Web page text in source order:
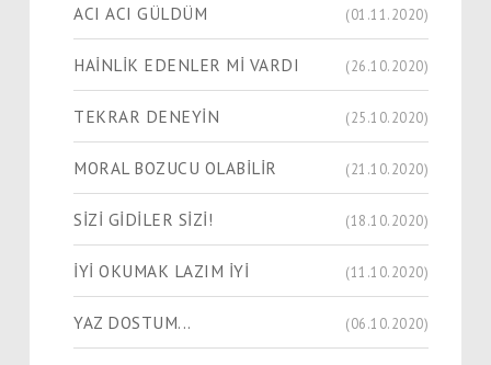
ACI ACI GÜLDÜM (01.11.2020)
HAİNLİK EDENLER Mİ VARDI (26.10.2020)
TEKRAR DENEYİN (25.10.2020)
MORAL BOZUCU OLABİLİR (21.10.2020)
SİZİ GİDİLER SİZİ! (18.10.2020)
İYİ OKUMAK LAZIM İYİ (11.10.2020)
YAZ DOSTUM... (06.10.2020)